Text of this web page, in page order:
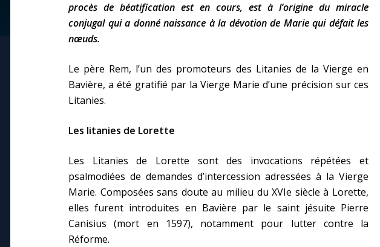
Une Minute avec Marie
procès de béatification est en cours, est à l’origine du miracle
conjugal qui a donné naissance à la dévotion de Marie qui défait les
nœuds.
Le père Rem, l’un des promoteurs des Litanies de la Vierge en
Bavière, a été gratifié par la Vierge Marie d’une précision sur ces
Litanies.
Les litanies de Lorette
Les Litanies de Lorette sont des invocations répétées et
psalmodiées de demandes d’intercession adressées à la Vierge
Marie. Composées sans doute au milieu du XVIe siècle à Lorette,
elles furent introduites en Bavière par le saint jésuite Pierre
Canisius (mort en 1597), notamment pour lutter contre la
Réforme.